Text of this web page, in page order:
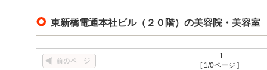
東新橋電通本社ビル（２０階）の美容院・美容室
1
[ 1/0ページ ]